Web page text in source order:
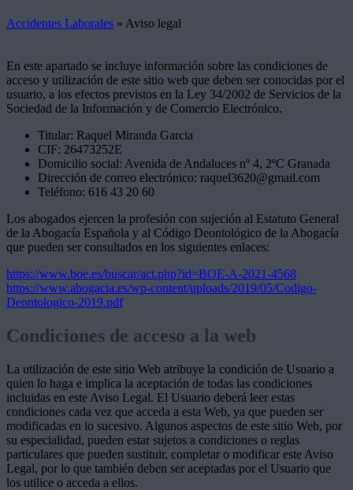
Accidentes Laborales » Aviso legal
En este apartado se incluye información sobre las condiciones de
acceso y utilización de este sitio web que deben ser conocidas por el
usuario, a los efectos previstos en la Ley 34/2002 de Servicios de la
Sociedad de la Información y de Comercio Electrónico.
Titular: Raquel Miranda Garcia
CIF: 26473252E
Domicilio social: Avenida de Andaluces nº 4, 2ºC Granada
Dirección de correo electrónico: raquel3620@gmail.com
Teléfono: 616 43 20 60
Los abogados ejercen la profesión con sujeción al Estatuto General
de la Abogacía Española y al Código Deontológico de la Abogacía
que pueden ser consultados en los siguientes enlaces:
https://www.boe.es/buscar/act.php?id=BOE-A-2021-4568
https://www.abogacia.es/wp-content/uploads/2019/05/Codigo-
Deontologico-2019.pdf
Condiciones de acceso a la web
La utilización de este sitio Web atribuye la condición de Usuario a
quien lo haga e implica la aceptación de todas las condiciones
incluidas en este Aviso Legal. El Usuario deberá leer estas
condiciones cada vez que acceda a esta Web, ya que pueden ser
modificadas en lo sucesivo. Algunos aspectos de este sitio Web, por
su especialidad, pueden estar sujetos a condiciones o reglas
particulares que pueden sustituir, completar o modificar este Aviso
Legal, por lo que también deben ser aceptadas por el Usuario que
los utilice o acceda a ellos.